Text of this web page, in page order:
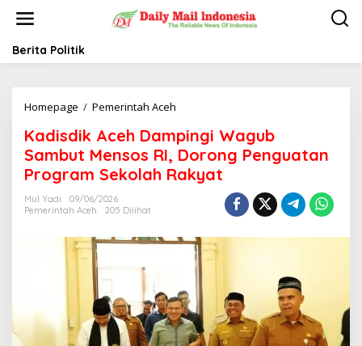
t
Berita Politik
Homepage / Pemerintah Aceh
d
s
d
c
a
m
p
Kadisdik Aceh Dampingi Wagub
Sambut Mensos RI, Dorong Penguatan
Program Sekolah Rakyat
Mul Yadi
09/06/2026
Pemerintah Aceh
205 Dilihat